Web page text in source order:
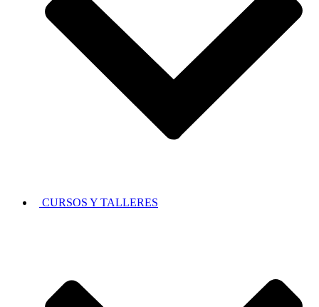
CURSOS Y TALLERES